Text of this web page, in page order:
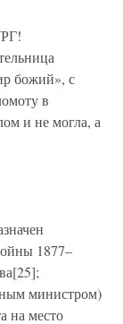
божий», с
в
и не могла, а
1877–
министром)
на место